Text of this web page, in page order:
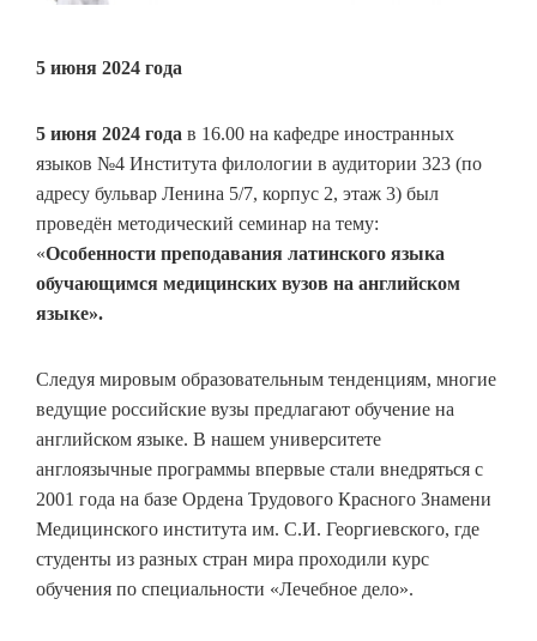
5 июня 2024 года
5 июня 2024 года в 16.00 на кафедре иностранных
языков №4 Института филологии в аудитории 323 (по
адресу бульвар Ленина 5/7, корпус 2, этаж 3) был
проведён методический семинар на тему:
«Особенности преподавания латинского языка
обучающимся медицинских вузов на английском
языке».
Следуя мировым образовательным тенденциям, многие
ведущие российские вузы предлагают обучение на
английском языке. В нашем университете
англоязычные программы впервые стали внедряться с
2001 года на базе Ордена Трудового Красного Знамени
Медицинского института им. С.И. Георгиевского, где
студенты из разных стран мира проходили курс
обучения по специальности «Лечебное дело».